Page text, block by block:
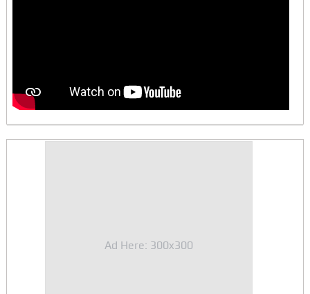
Ad Here: 300x300